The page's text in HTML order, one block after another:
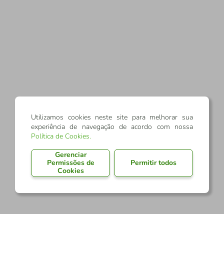
Utilizamos cookies neste site para melhorar sua
experiência de navegação de acordo com nossa
Política de Cookies.
Gerenciar
Permissões de
Cookies
Permitir todos